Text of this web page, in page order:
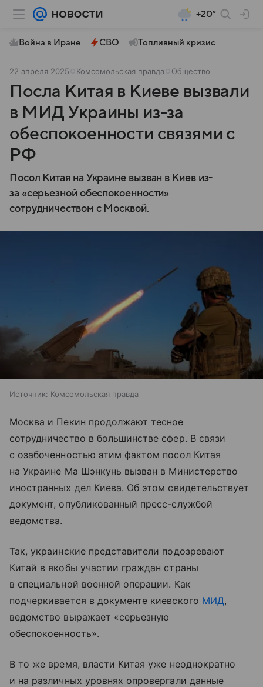
+20°
Война в Иране СВО Топливный кризис
22 апреля 2025 Комсомольская правда Общество
Посла Китая в Киеве вызвали
в МИД Украины из-за
обеспокоенности связями с
РФ
Посол Китая на Украине вызван в Киев из-
за «серьезной обеспокоенности»
сотрудничеством с Москвой.
Источник: Комсомольская правда
Москва и Пекин продолжают тесное
сотрудничество в большинстве сфер. В связи
с озабоченностью этим фактом посол Китая
на Украине Ма Шэнкунь вызван в Министерство
иностранных дел Киева. Об этом свидетельствует
документ, опубликованный пресс-службой
ведомства.
Так, украинские представители подозревают
Китай в якобы участии граждан страны
в специальной военной операции. Как
подчеркивается в документе киевского МИД,
ведомство выражает «серьезную
обеспокоенность».
В то же время, власти Китая уже неоднократно
и на различных уровнях опровергали данные